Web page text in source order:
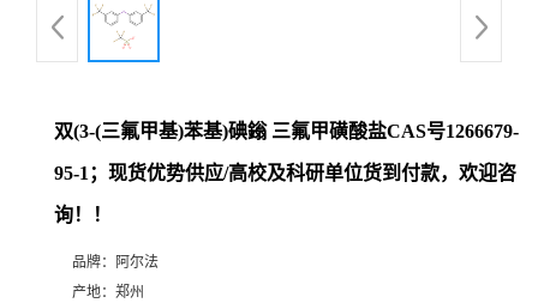
厅双(3-(三氟甲基)苯基)碘鎓 三氟甲磺酸盐CAS号1266679-
95-1；现货优势供应/高校及科研单位货到付款，欢迎咨
询！！
品牌：
阿尔法
产地： 郑州